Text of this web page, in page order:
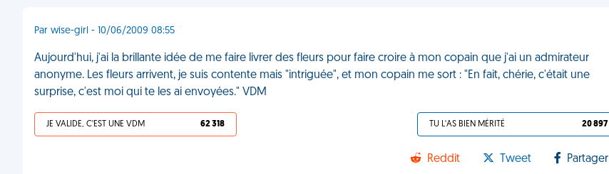
Par wise-girl - 10/06/2009 08:55
Aujourd'hui, j'ai la brillante idée de me faire livrer des fleurs pour faire croire à mon copain que j'ai un admirateur
anonyme. Les fleurs arrivent, je suis contente mais "intriguée", et mon copain me sort : "En fait, chérie, c'était une
surprise, c'est moi qui te les ai envoyées." VDM
JE VALIDE, C'EST UNE VDM 62 318 TU L'AS BIEN MÉRITÉ 20 897
Reddit Tweet Partager